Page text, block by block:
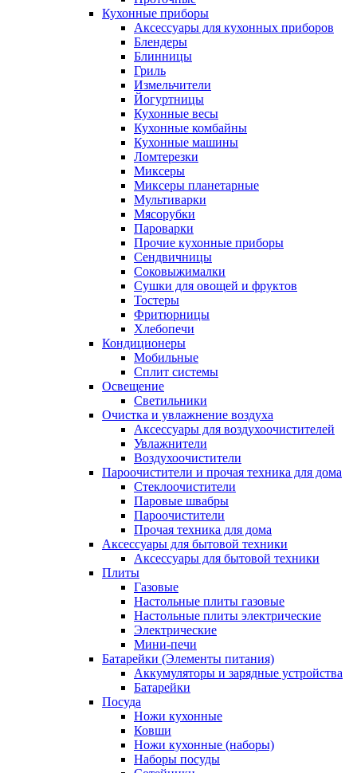
Кухонные приборы
Аксессуары для кухонных приборов
Блендеры
Блинницы
Гриль
Измельчители
Йогуртницы
Кухонные весы
Кухонные комбайны
Кухонные машины
Ломтерезки
Миксеры
Миксеры планетарные
Мультиварки
Мясорубки
Пароварки
Прочие кухонные приборы
Сендвичницы
Соковыжималки
Сушки для овощей и фруктов
Тостеры
Фритюрницы
Хлебопечи
Кондиционеры
Мобильные
Сплит системы
Освещение
Светильники
Очистка и увлажнение воздуха
Аксессуары для воздухоочистителей
Увлажнители
Воздухоочистители
Пароочистители и прочая техника для дома
Стеклоочистители
Паровые швабры
Пароочистители
Прочая техника для дома
Аксессуары для бытовой техники
Аксессуары для бытовой техники
Плиты
Газовые
Настольные плиты газовые
Настольные плиты электрические
Электрические
Мини-печи
Батарейки (Элементы питания)
Аккумуляторы и зарядные устройства
Батарейки
Посуда
Ножи кухонные
Ковши
Ножи кухонные (наборы)
Наборы посуды